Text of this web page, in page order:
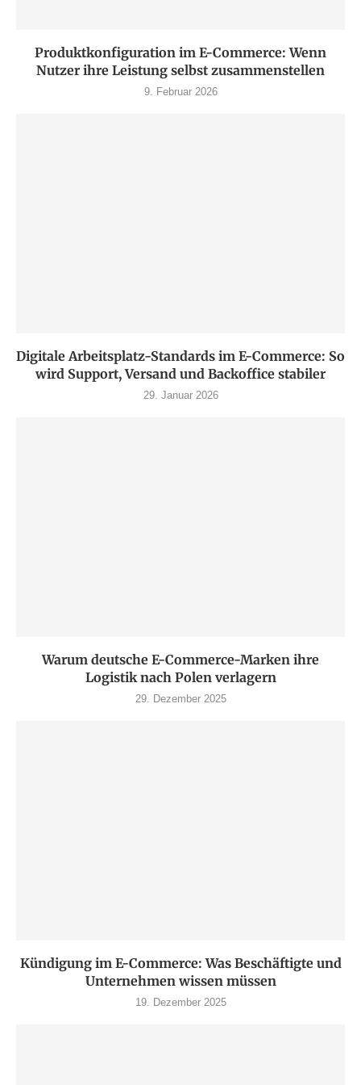
Produktkonfiguration im E-Commerce: Wenn
Nutzer ihre Leistung selbst zusammenstellen
9. Februar 2026
Digitale Arbeitsplatz-Standards im E-Commerce: So
wird Support, Versand und Backoffice stabiler
29. Januar 2026
Warum deutsche E-Commerce-Marken ihre
Logistik nach Polen verlagern
29. Dezember 2025
Kündigung im E-Commerce: Was Beschäftigte und
Unternehmen wissen müssen
19. Dezember 2025